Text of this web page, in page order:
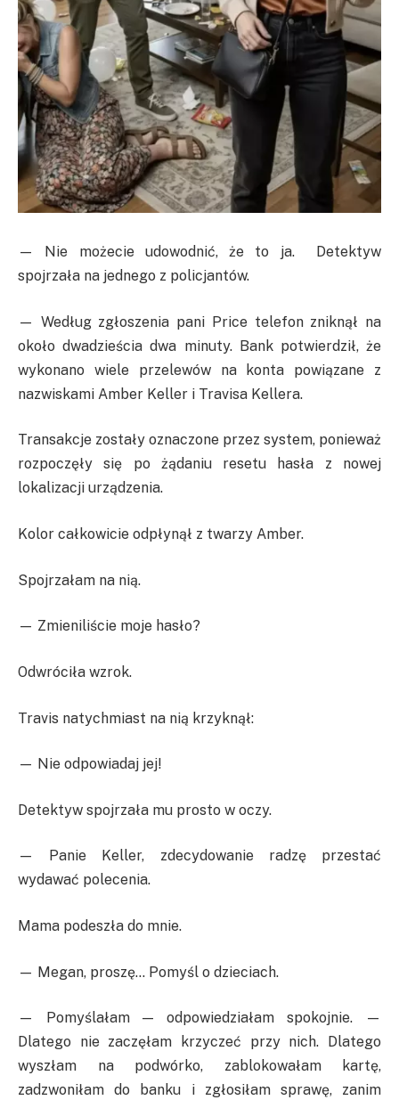
— Nie możecie udowodnić, że to ja. Detektyw
spojrzała na jednego z policjantów.
— Według zgłoszenia pani Price telefon zniknął na
około dwadzieścia dwa minuty. Bank potwierdził, że
wykonano wiele przelewów na konta powiązane z
nazwiskami Amber Keller i Travisa Kellera.
Transakcje zostały oznaczone przez system, ponieważ
rozpoczęły się po żądaniu resetu hasła z nowej
lokalizacji urządzenia.
Kolor całkowicie odpłynął z twarzy Amber.
Spojrzałam na nią.
— Zmieniliście moje hasło?
Odwróciła wzrok.
Travis natychmiast na nią krzyknął:
— Nie odpowiadaj jej!
Detektyw spojrzała mu prosto w oczy.
— Panie Keller, zdecydowanie radzę przestać
wydawać polecenia.
Mama podeszła do mnie.
— Megan, proszę… Pomyśl o dzieciach.
— Pomyślałam — odpowiedziałam spokojnie. —
Dlatego nie zaczęłam krzyczeć przy nich. Dlatego
wyszłam na podwórko, zablokowałam kartę,
zadzwoniłam do banku i zgłosiłam sprawę, zanim